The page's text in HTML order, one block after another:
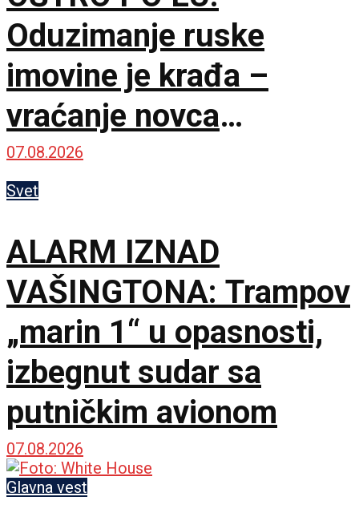
Oduzimanje ruske
imovine je krađa –
vraćanje novca
omogućilo bi mir u
Ukrajini
07.08.2026
Svet
ALARM IZNAD
VAŠINGTONA: Trampov
„marin 1“ u opasnosti,
izbegnut sudar sa
putničkim avionom
07.08.2026
Glavna vest